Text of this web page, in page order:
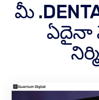
మీ
ఏదైనా